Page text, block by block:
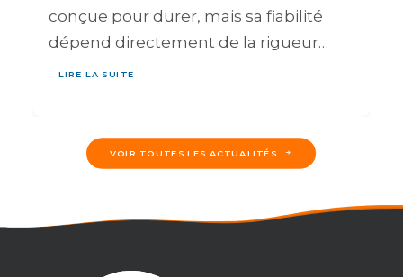
conçue pour durer, mais sa fiabilité
dépend directement de la rigueur…
LIRE LA SUITE
VOIR TOUTES LES ACTUALITÉS